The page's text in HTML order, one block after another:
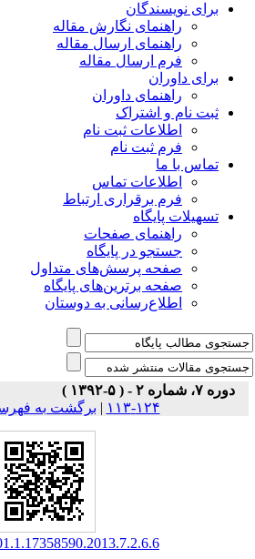
برای نویسندگان
راهنمای نگارش مقاله
راهنمای ارسال مقاله
فرم ارسال مقاله
برای داوران
راهنمای داوران
ثبت نام و اشتراک
اطلاعات ثبت نام
فرم ثبت نام
تماس با ما
اطلاعات تماس
فرم برقراری ارتباط
تسهیلات پایگاه
راهنمای صفحات
جستجو در پایگاه
صفحه پرسش‌های متداول
صفحه برترین‌های پایگاه
اطلاع‌رسانی به دوستان
دوره ۷، شماره ۲ - ( ۵-۱۳۹۲ )
۱۲۴-۱۱۳
| برگشت به